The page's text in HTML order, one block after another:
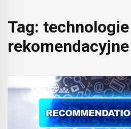
Tag: technologie
rekomendacyjne